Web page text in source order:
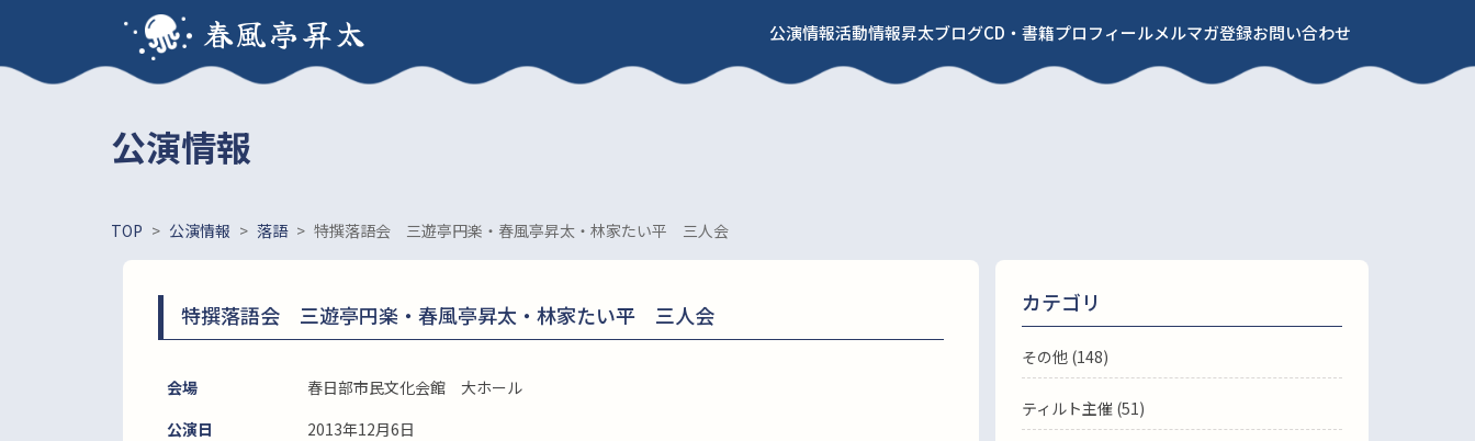
春風亭昇太 公演情報活動情報昇太ブログCD・書籍プロフィールメルマガ登録お問い合わせ
公演情報
TOP > 公演情報 > 落語 > 特撰落語会 三遊亭円楽・春風亭昇太・林家たい平 三人会
特撰落語会 三遊亭円楽・春風亭昇太・林家たい平 三人会
会場
春日部市民文化会館 大ホール
公演日
2013年12月6日
カテゴリ
その他 (148)
ティルト主催 (51)